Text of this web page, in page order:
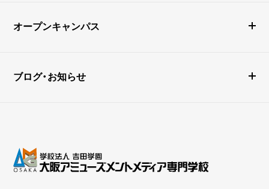
オープンキャンパス
ブログ・お知らせ